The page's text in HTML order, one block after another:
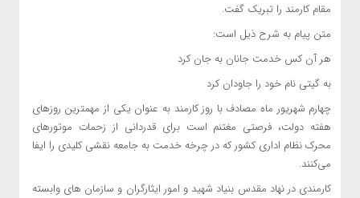
مقام کارمند را تبریک گفت.
متن پیام به شرح ذیل است:
هر آن کس خدمت جانان به جان کرد
به گیتی‌ نام خود را جاودان کرد
چهارم شهریور ماه مصادف با روز کارمند به عنوان یکی از مهمترین روزهای
هفته دولت، فرصتی مغتنم است برای قدردانی از زحمات موتورهای
محرک نظام اداری کشور که در چرخه خدمت به جامعه نقشی کلیدی را ایفا
می‌کنند.
کارمندی در نهاد مقدس بنیاد شهید و امور ایثارگران و سازمان های وابسته